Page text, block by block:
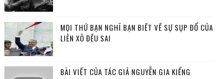
MỌI THỨ BẠN NGHĨ BẠN BIẾT VỀ SỰ SỤP ĐỔ CỦA
LIÊN XÔ ĐỀU SAI
BÀI VIẾT CỦA TÁC GIẢ NGUYỄN GIA KIỂNG